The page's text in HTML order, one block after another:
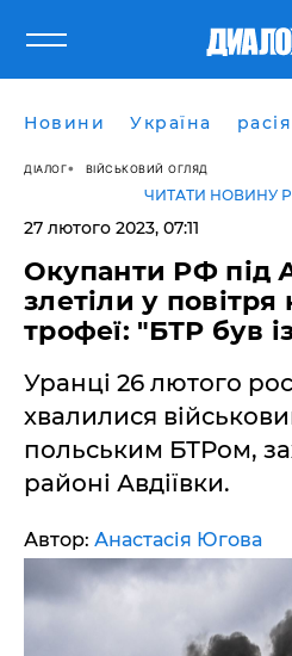
Новини Україна расія
ДІАЛОГ ВІЙСЬКОВИЙ ОГЛЯД
ЧИТАТИ НОВИНУ
27 лютого 2023, 07:11
Окупанти РФ під
злетіли у
трофеї: "БТР був
Уранці 26 лютого
хвалилися
польським БТРом,
районі Авдіївки.
Автор: Анастасія Югова